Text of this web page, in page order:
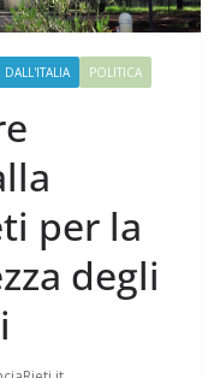
DALL'ITALIA POLITICA
per la
degli